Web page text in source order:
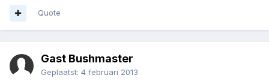
Quote
Gast Bushmaster
Geplaatst: 4 februari 2013